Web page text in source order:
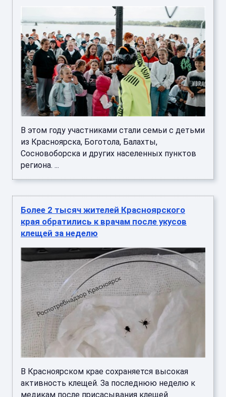
В этом году участниками стали семьи с детьми
из Красноярска, Боготола, Балахты,
Сосновоборска и других населенных пунктов
региона. ...
Более 2 тысяч жителей Красноярского
края обратились к врачам после укусов
клещей за неделю
В Красноярском крае сохраняется высокая
активность клещей. За последнюю неделю к
медикам после присасывания клещей